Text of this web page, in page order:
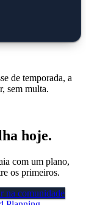
de temporada, a
sem multa.
hoje.
com um plano,
os primeiros.
na comunidade